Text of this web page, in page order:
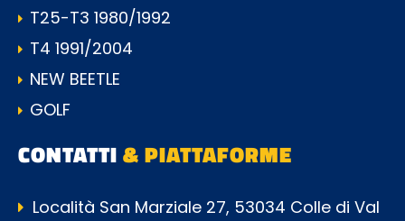
T25-T3 1980/1992
T4 1991/2004
NEW BEETLE
GOLF
CONTATTI& PIATTAFORME
Località San Marziale 27, 53034 Colle di Val